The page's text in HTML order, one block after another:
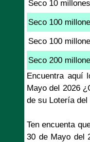
Seco 10 millones
Seco 100
Seco 100
Seco 200
Encuentra aquí
Mayo del 2026
de su Lotería
Ten encuenta
30 de Mayo del